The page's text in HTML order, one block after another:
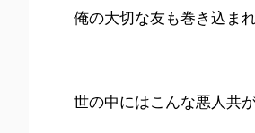
俺の大切な友も巻き込まれ
世の中にはこんな悪人共